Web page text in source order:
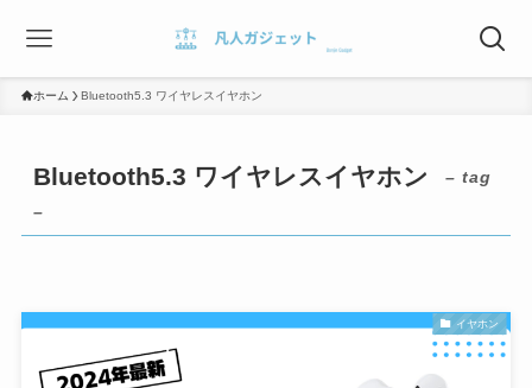
ホーム Bluetooth5.3 ワイヤレスイヤホン
Bluetooth5.3 ワイヤレスイヤホン
– tag
–
イヤホン